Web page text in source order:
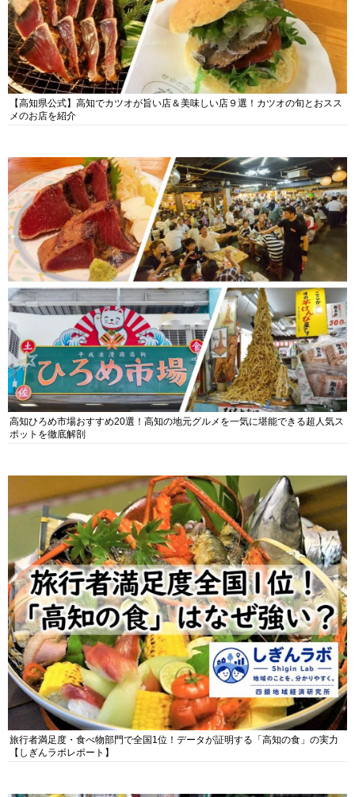
【高知県公式】高知でカツオが旨い店＆美味しい店９選！カツオの旬とおスス
メのお店を紹介
高知ひろめ市場おすすめ20選！高知の地元グルメを一気に堪能できる超人気ス
ポットを徹底解剖
旅行者満足度・食べ物部門で全国1位！データが証明する「高知の食」の実力
【しぎんラボレポート】